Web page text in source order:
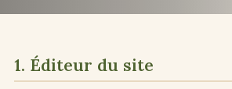
1. Éditeur du site